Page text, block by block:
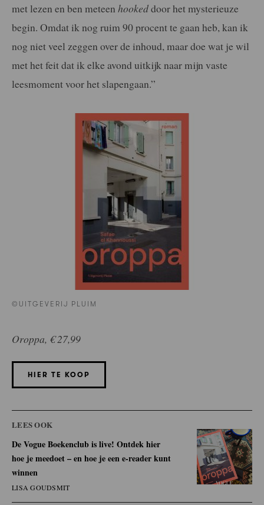
met lezen en ben meteen hookeddoor het mysterieuze
begin. Omdat ik nog ruim 90 procent te gaan heb, kan ik
nog niet veel zeggen over de inhoud, maar doe wat je wil
met het feit dat ik elke avond uitkijk naar mijn vaste
leesmoment voor het slapengaan.”
©UITGEVERIJ PLUIM
Oroppa, € 27,99
HIER TE KOOP
LEES OOK
De Vogue Boekenclub is live! Ontdek hier
hoe je meedoet – en hoe je een e-reader kunt
winnen
LISA GOUDSMIT